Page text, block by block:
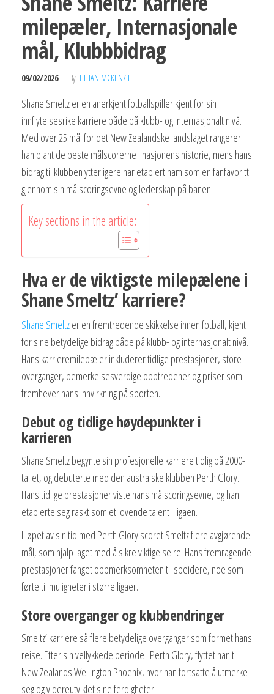
milepæler, Internasjonale
mål, Klubbbidrag
09/02/2026 By ETHAN MCKENZIE
Shane Smeltz er en anerkjent fotballspiller kjent for sin
innflytelsesrike karriere både på klubb- og internasjonalt nivå.
Med over 25 mål for det New Zealandske landslaget rangerer
han blant de beste målscorerne i nasjonens historie, mens hans
bidrag til klubben ytterligere har etablert ham som en fanfavoritt
gjennom sin målscoringsevne og lederskap på banen.
Key sections in the article:
Hva er de viktigste milepælene i
Shane Smeltz’ karriere?
Shane Smeltzer en fremtredende skikkelse innen fotball, kjent
for sine betydelige bidrag både på klubb- og internasjonalt nivå.
Hans karrieremilepæler inkluderer tidlige prestasjoner, store
overganger, bemerkelsesverdige opptredener og priser som
fremhever hans innvirkning på sporten.
Debut og tidlige høydepunkter i
karrieren
Shane Smeltz begynte sin profesjonelle karriere tidlig på 2000-
tallet, og debuterte med den australske klubben Perth Glory.
Hans tidlige prestasjoner viste hans målscoringsevne, og han
etablerte seg raskt som et lovende talent i ligaen.
I løpet av sin tid med Perth Glory scoret Smeltz flere avgjørende
mål, som hjalp laget med å sikre viktige seire. Hans fremragende
prestasjoner fanget oppmerksomheten til speidere, noe som
førte til muligheter i større ligaer.
Store overganger og klubbendringer
Smeltz’ karriere så flere betydelige overganger som formet hans
reise. Etter sin vellykkede periode i Perth Glory, flyttet han til
New Zealands Wellington Phoenix, hvor han fortsatte å utmerke
seg og videreutviklet sine ferdigheter.